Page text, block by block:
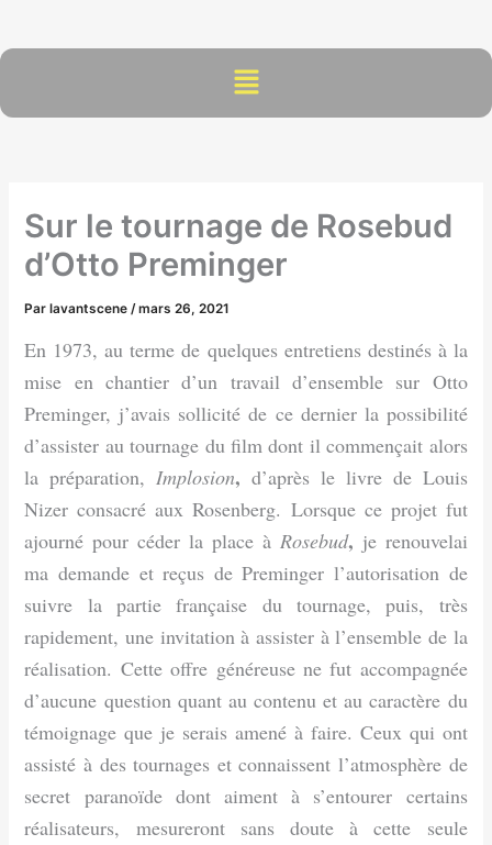
contenu
Menu
Sur le tournage de Rosebud
d’Otto Preminger
Parlavantscene /mars 26, 2021
En 1973, au terme de quelques entretiens destinés à la
mise en chantier d’un travail d’ensemble sur Otto
Preminger, j’avais sollicité de ce dernier la possibilité
d’assister au tournage du film dont il commençait alors
la préparation,Implosion,d’après le livre de Louis
Nizer consacré aux Rosenberg. Lorsque ce projet fut
ajourné pour céder la place à Rosebud, je renouvelai
ma demande et reçus de Preminger l’autorisation de
suivre la partie française du tournage, puis, très
rapidement, une invitation à assister à l’ensemble de la
réalisation. Cette offre généreuse ne fut accompagnée
d’aucune question quant au contenu et au caractère du
témoignage que je serais amené à faire. Ceux qui ont
assisté à des tournages et connaissent l’atmosphère de
secret paranoïde dont aiment à s’entourer certains
réalisateurs, mesureront sans doute à cette seule